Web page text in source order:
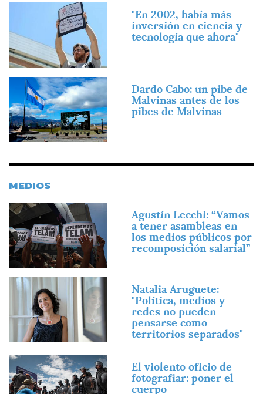
"En 2002, había más
inversión en ciencia y
tecnología que ahora"
Imagen
Dardo Cabo: un pibe de
Malvinas antes de los
pibes de Malvinas
MEDIOS
Imagen
Agustín Lecchi: “Vamos
a tener asambleas en
los medios públicos por
recomposición salarial”
Imagen
Natalia Aruguete:
"Política, medios y
redes no pueden
pensarse como
territorios separados"
Imagen
El violento oficio de
fotografiar: poner el
cuerpo